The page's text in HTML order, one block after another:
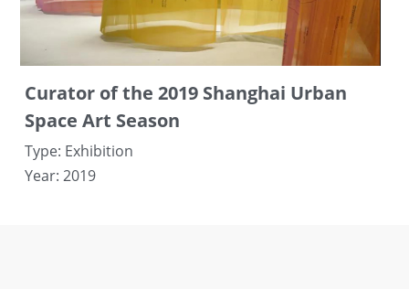
Curator of the 2019 Shanghai Urban
Space Art Season
Type: Exhibition
Year: 2019